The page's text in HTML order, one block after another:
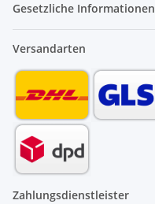
Gesetzliche Informationen
Versandarten
Zahlungsdienstleister